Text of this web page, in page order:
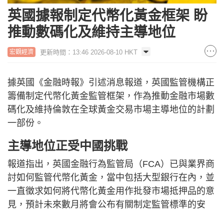
英國據報制定代幣化黃金框架 盼
推動數碼化及維持主導地位
宏觀經濟 更新時間：13:46 2026-08-10 HKT
據英國《金融時報》引述消息報道，英國監管機構正
籌備制定代幣化黃金監管框架，作為推動金融市場數
碼化及維持倫敦在全球黃金交易市場主導地位的計劃
一部份。
主導地位正受中國挑戰
報道指出，英國金融行為監管局（FCA）已與業界商
討如何監管代幣化黃金，當中包括大型銀行在內，並
一直徵求如何將代幣化黃金用作批發市場抵押品的意
見，預計未來數月將會公布有關制定監管標準的安